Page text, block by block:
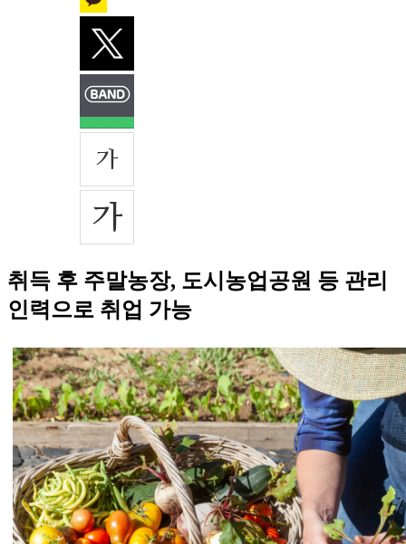
취득 후 주말농장, 도시농업공원 등 관리
인력으로 취업 가능